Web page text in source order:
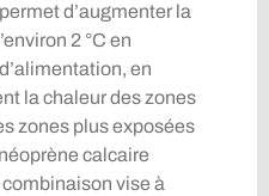
d’augmenter la
2 °C en
en
la chaleur des zones
zones plus exposées
calcaire
vise à